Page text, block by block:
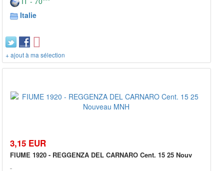
Italie
+ ajout à ma sélection
3,15 EUR
FIUME 1920 - REGGENZA DEL CARNARO Cent. 15 25 Nouv